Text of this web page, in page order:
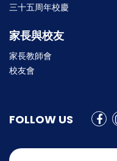
三十五周年校慶
家長與校友
家長教師會
校友會
FOLLOW US